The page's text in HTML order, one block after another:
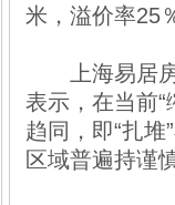
米，溢价率25
上海易居房
表示，在当前
趋同，即“扎
区域普遍持谨